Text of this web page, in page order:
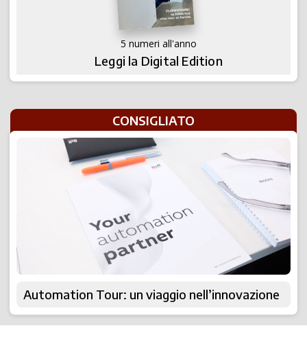
5 numeri all'anno
Leggi la Digital Edition
CONSIGLIATO
Automation Tour: un viaggio nell’innovazione